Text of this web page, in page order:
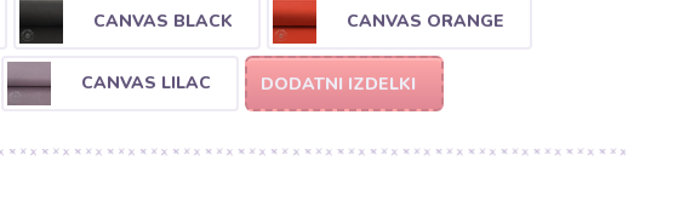
CANVAS BLACK CANVAS ORANGE
CANVAS LILAC DODATNI IZDELKI